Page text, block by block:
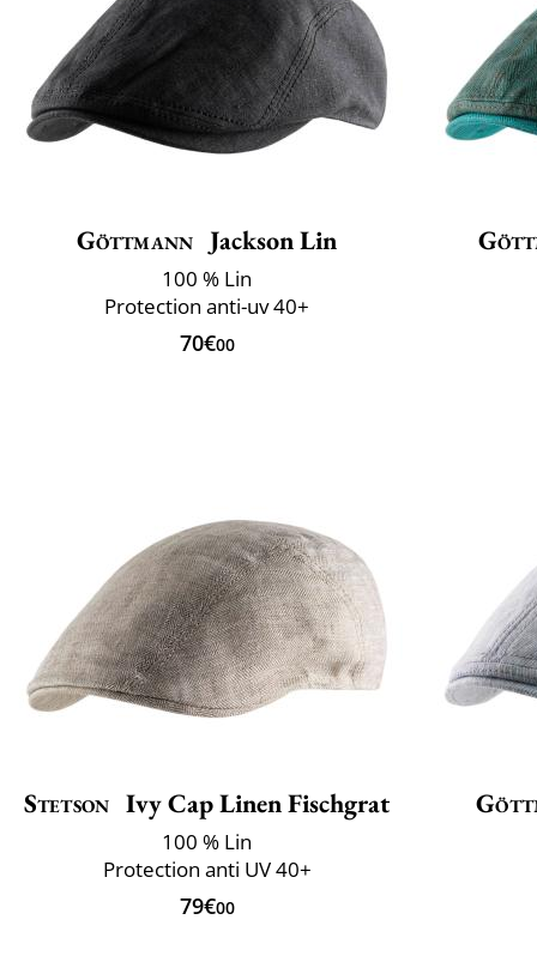
Göttmann Jackson Lin
100 % Lin
Protection anti-uv 40+
70€00
Stetson Ivy Cap Linen Fischgrat
100 % Lin
Protection anti UV 40+
79€00